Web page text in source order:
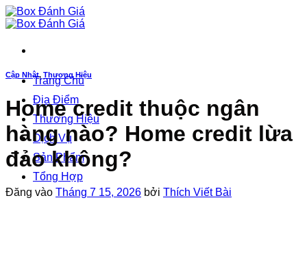
Bỏ
qua
dung
Trang Chủ
Địa Điểm
Thương Hiệu
Dịch Vụ
Sản Phẩm
Tổng Hợp
Cập Nhật, Thương Hiệu
Home credit thuộc ngân
hàng nào? Home credit lừa
đảo không?
Đăng vào Tháng 7 15, 2026 bởi Thích Viết Bài